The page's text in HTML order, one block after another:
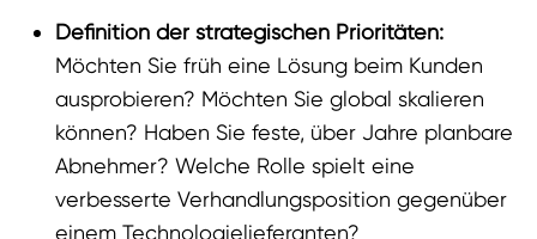
Definition der strategischen Prioritäten:
Möchten Sie früh eine Lösung beim Kunden
ausprobieren? Möchten Sie global skalieren
können? Haben Sie feste, über Jahre planbare
Abnehmer? Welche Rolle spielt eine
verbesserte Verhandlungsposition gegenüber
einem Technologielieferanten?